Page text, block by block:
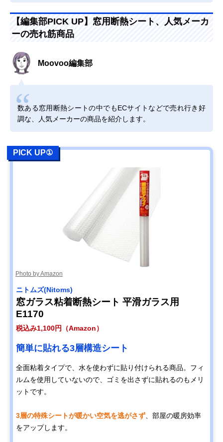
【編集部PICK UP】窓用断熱シート、人気メーカ
ーの売れ筋商品
Moovoo編集部
数ある窓用断熱シートの中でもECサイトなどで売れ行き好
調な、人気メーカーの商品を紹介します。
PICK UP①
Photo by Amazon
ニトムズ(Nitoms)
窓ガラス粘着断熱シート 平滑ガラス用
E1170
税込み1,100円（Amazon）
簡単に貼れる3層構造シート
全面粘着タイプで、水を使わずに貼り付けられる商品。フィ
ルムを使用していないので、ゴミを出さずに貼れるのもメリ
ットです。
3層の特殊シートが暖かい空気を逃がさず、部屋の暖房効率
をアップします。